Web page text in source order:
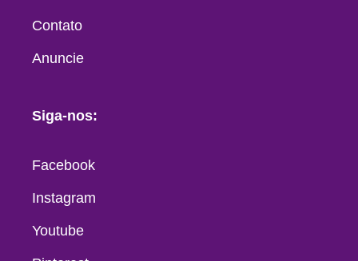
Contato
Anuncie
Siga-nos:
Facebook
Instagram
Youtube